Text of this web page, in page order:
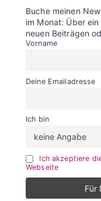
Buche meinen
im Monat: Über
neuen Beiträgen
Vorname
Deine Emailadresse
Ich bin
Ich akzeptiere
Webseite